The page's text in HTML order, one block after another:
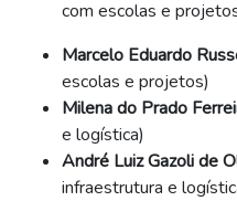
com escolas e
Marcelo Eduardo
escolas e projetos)
Milena do Prado
e logística)
André Luiz Gazoli de
infraestrutura e